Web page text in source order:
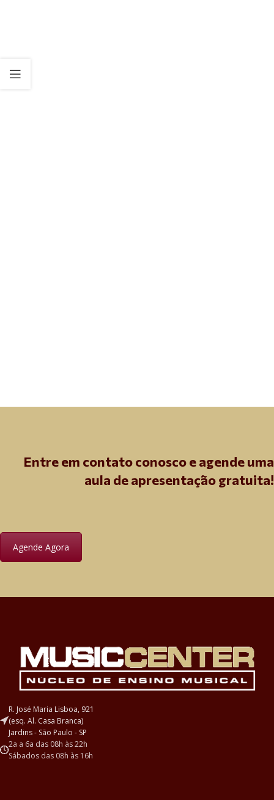
Entre em contato conosco e agende uma
aula de apresentação gratuita!
Agende Agora
R. José Maria Lisboa, 921
(esq. Al. Casa Branca)
Jardins - São Paulo - SP
2a a 6a das 08h às 22h
Sábados das 08h às 16h